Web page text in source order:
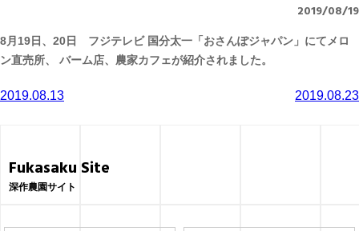
2019/08/19
8月19日、20日 フジテレビ 国分太一「おさんぽジャパン」にてメロ
ン直売所、 バーム店、農家カフェが紹介されました。
投
ナ
ビ
2019.08.13 2019.08.23
Fukasaku Site
深作農園サイト